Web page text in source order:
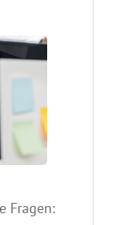
Fragen: